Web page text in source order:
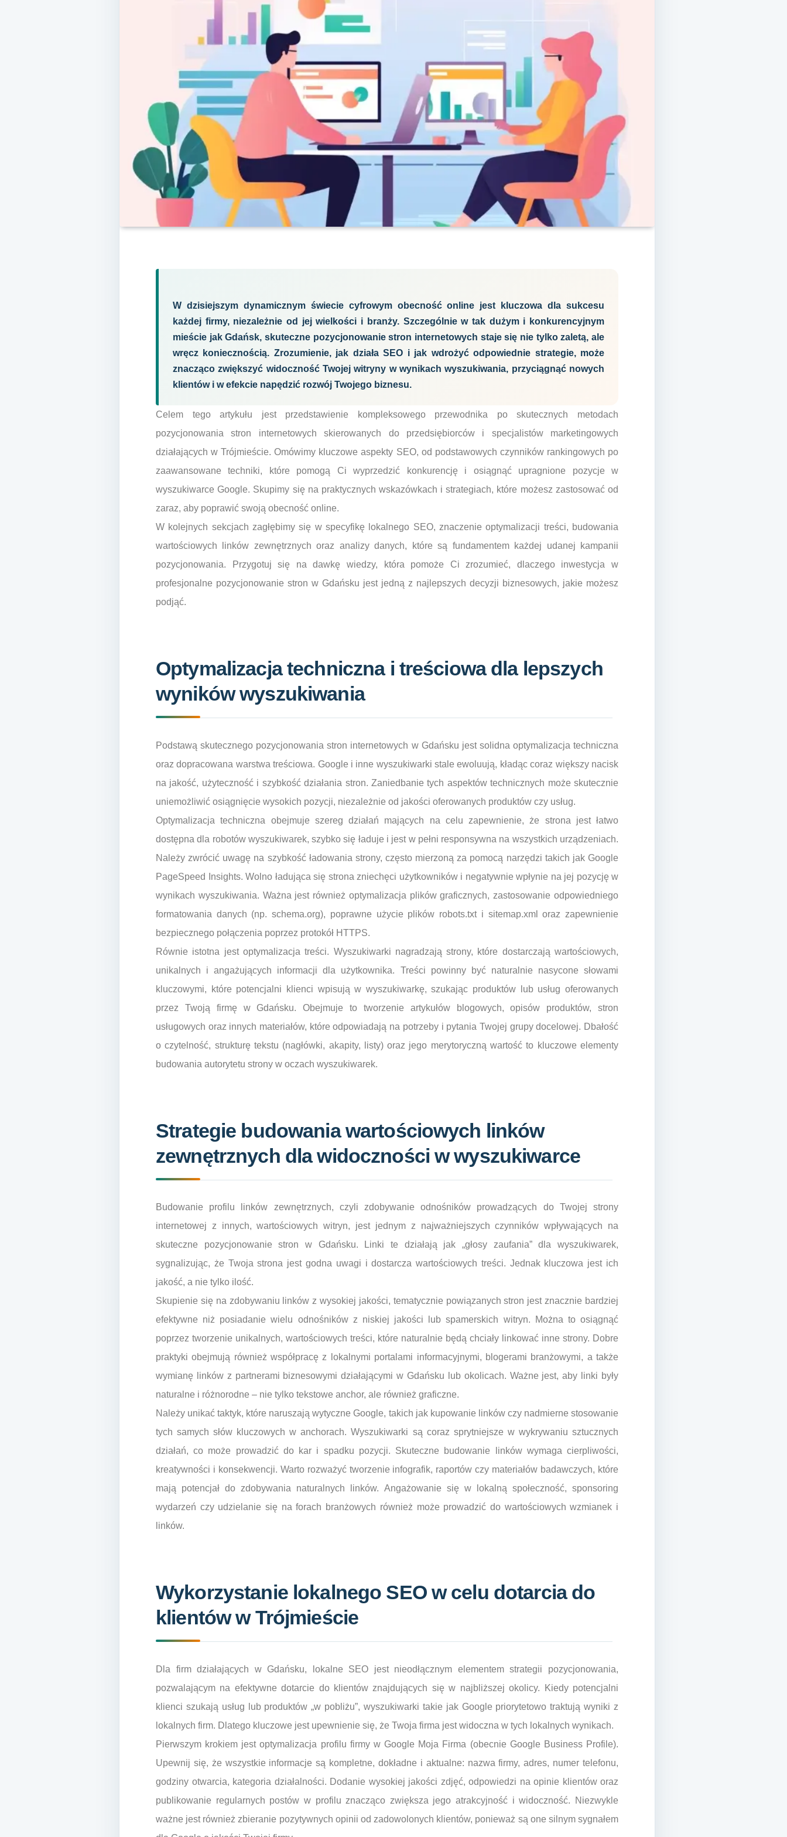
W dzisiejszym dynamicznym świecie cyfrowym obecność online jest kluczowa dla sukcesu
każdej firmy, niezależnie od jej wielkości i branży. Szczególnie w tak dużym i konkurencyjnym
mieście jak Gdańsk, skuteczne pozycjonowanie stron internetowych staje się nie tylko zaletą, ale
wręcz koniecznością. Zrozumienie, jak działa SEO i jak wdrożyć odpowiednie strategie, może
znacząco zwiększyć widoczność Twojej witryny w wynikach wyszukiwania, przyciągnąć nowych
klientów i w efekcie napędzić rozwój Twojego biznesu.
Celem tego artykułu jest przedstawienie kompleksowego przewodnika po skutecznych metodach
pozycjonowania stron internetowych skierowanych do przedsiębiorców i specjalistów marketingowych
działających w Trójmieście. Omówimy kluczowe aspekty SEO, od podstawowych czynników rankingowych po
zaawansowane techniki, które pomogą Ci wyprzedzić konkurencję i osiągnąć upragnione pozycje w
wyszukiwarce Google. Skupimy się na praktycznych wskazówkach i strategiach, które możesz zastosować od
zaraz, aby poprawić swoją obecność online.
W kolejnych sekcjach zagłębimy się w specyfikę lokalnego SEO, znaczenie optymalizacji treści, budowania
wartościowych linków zewnętrznych oraz analizy danych, które są fundamentem każdej udanej kampanii
pozycjonowania. Przygotuj się na dawkę wiedzy, która pomoże Ci zrozumieć, dlaczego inwestycja w
profesjonalne pozycjonowanie stron w Gdańsku jest jedną z najlepszych decyzji biznesowych, jakie możesz
podjąć.
Optymalizacja techniczna i treściowa dla lepszych
wyników wyszukiwania
Podstawą skutecznego pozycjonowania stron internetowych w Gdańsku jest solidna optymalizacja techniczna
oraz dopracowana warstwa treściowa. Google i inne wyszukiwarki stale ewoluują, kładąc coraz większy nacisk
na jakość, użyteczność i szybkość działania stron. Zaniedbanie tych aspektów technicznych może skutecznie
uniemożliwić osiągnięcie wysokich pozycji, niezależnie od jakości oferowanych produktów czy usług.
Optymalizacja techniczna obejmuje szereg działań mających na celu zapewnienie, że strona jest łatwo
dostępna dla robotów wyszukiwarek, szybko się ładuje i jest w pełni responsywna na wszystkich urządzeniach.
Należy zwrócić uwagę na szybkość ładowania strony, często mierzoną za pomocą narzędzi takich jak Google
PageSpeed Insights. Wolno ładująca się strona zniechęci użytkowników i negatywnie wpłynie na jej pozycję w
wynikach wyszukiwania. Ważna jest również optymalizacja plików graficznych, zastosowanie odpowiedniego
formatowania danych (np. schema.org), poprawne użycie plików robots.txt i sitemap.xml oraz zapewnienie
bezpiecznego połączenia poprzez protokół HTTPS.
Równie istotna jest optymalizacja treści. Wyszukiwarki nagradzają strony, które dostarczają wartościowych,
unikalnych i angażujących informacji dla użytkownika. Treści powinny być naturalnie nasycone słowami
kluczowymi, które potencjalni klienci wpisują w wyszukiwarkę, szukając produktów lub usług oferowanych
przez Twoją firmę w Gdańsku. Obejmuje to tworzenie artykułów blogowych, opisów produktów, stron
usługowych oraz innych materiałów, które odpowiadają na potrzeby i pytania Twojej grupy docelowej. Dbałość
o czytelność, strukturę tekstu (nagłówki, akapity, listy) oraz jego merytoryczną wartość to kluczowe elementy
budowania autorytetu strony w oczach wyszukiwarek.
Strategie budowania wartościowych linków
zewnętrznych dla widoczności w wyszukiwarce
Budowanie profilu linków zewnętrznych, czyli zdobywanie odnośników prowadzących do Twojej strony
internetowej z innych, wartościowych witryn, jest jednym z najważniejszych czynników wpływających na
skuteczne pozycjonowanie stron w Gdańsku. Linki te działają jak „głosy zaufania” dla wyszukiwarek,
sygnalizując, że Twoja strona jest godna uwagi i dostarcza wartościowych treści. Jednak kluczowa jest ich
jakość, a nie tylko ilość.
Skupienie się na zdobywaniu linków z wysokiej jakości, tematycznie powiązanych stron jest znacznie bardziej
efektywne niż posiadanie wielu odnośników z niskiej jakości lub spamerskich witryn. Można to osiągnąć
poprzez tworzenie unikalnych, wartościowych treści, które naturalnie będą chciały linkować inne strony. Dobre
praktyki obejmują również współpracę z lokalnymi portalami informacyjnymi, blogerami branżowymi, a także
wymianę linków z partnerami biznesowymi działającymi w Gdańsku lub okolicach. Ważne jest, aby linki były
naturalne i różnorodne – nie tylko tekstowe anchor, ale również graficzne.
Należy unikać taktyk, które naruszają wytyczne Google, takich jak kupowanie linków czy nadmierne stosowanie
tych samych słów kluczowych w anchorach. Wyszukiwarki są coraz sprytniejsze w wykrywaniu sztucznych
działań, co może prowadzić do kar i spadku pozycji. Skuteczne budowanie linków wymaga cierpliwości,
kreatywności i konsekwencji. Warto rozważyć tworzenie infografik, raportów czy materiałów badawczych, które
mają potencjał do zdobywania naturalnych linków. Angażowanie się w lokalną społeczność, sponsoring
wydarzeń czy udzielanie się na forach branżowych również może prowadzić do wartościowych wzmianek i
linków.
Wykorzystanie lokalnego SEO w celu dotarcia do
klientów w Trójmieście
Dla firm działających w Gdańsku, lokalne SEO jest nieodłącznym elementem strategii pozycjonowania,
pozwalającym na efektywne dotarcie do klientów znajdujących się w najbliższej okolicy. Kiedy potencjalni
klienci szukają usług lub produktów „w pobliżu”, wyszukiwarki takie jak Google priorytetowo traktują wyniki z
lokalnych firm. Dlatego kluczowe jest upewnienie się, że Twoja firma jest widoczna w tych lokalnych wynikach.
Pierwszym krokiem jest optymalizacja profilu firmy w Google Moja Firma (obecnie Google Business Profile).
Upewnij się, że wszystkie informacje są kompletne, dokładne i aktualne: nazwa firmy, adres, numer telefonu,
godziny otwarcia, kategoria działalności. Dodanie wysokiej jakości zdjęć, odpowiedzi na opinie klientów oraz
publikowanie regularnych postów w profilu znacząco zwiększa jego atrakcyjność i widoczność. Niezwykle
ważne jest również zbieranie pozytywnych opinii od zadowolonych klientów, ponieważ są one silnym sygnałem